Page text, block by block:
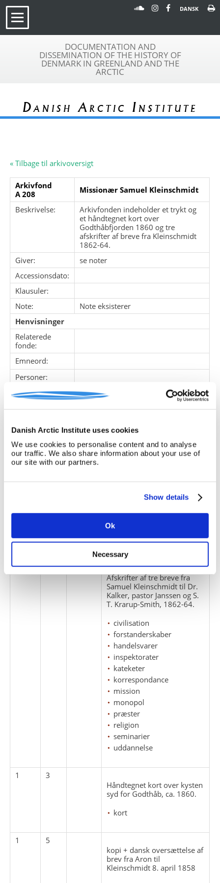
Danish Arctic Institute uses cookies
We use cookies to personalise content and to analyse
our traffic. We also share information about your use of
our site with our partners.
Show details
Ok
Necessary
DANSK
DOCUMENTATION AND
DISSEMINATION OF THE HISTORY OF
DENMARK IN GREENLAND AND THE
ARCTIC
Danish Arctic Institute
« Tilbage til arkivoversigt
Arkivfond
A 208
Missionær Samuel Kleinschmidt
Beskrivelse:
Arkivfonden indeholder et trykt og
et håndtegnet kort over
Godthåbfjorden 1860 og tre
afskrifter af breve fra Kleinschmidt
1862-64.
Giver:
se noter
Accessionsdato:
Klausuler:
Note:
Note eksisterer
Henvisninger
Relaterede
fonde:
Emneord:
Personer:
ARKIVFONDEN INDEHOLDER NEDENSTÅENDE
nr.
nr.
nr.
Titel
1
1
med grønlandske navne.
Bogtrykkeri 1860.
missionærer
på grønlandsk
1
2
Afskrifter af tre breve fra
Samuel Kleinschmidt til Dr.
Kalker, pastor Janssen og S.
T. Krarup-Smith, 1862-64.
civilisation
forstanderskaber
handelsvarer
inspektorater
kateketer
korrespondance
mission
monopol
præster
religion
seminarier
uddannelse
1
3
Håndtegnet kort over kysten
syd for Godthåb, ca. 1860.
kort
1
5
kopi + dansk oversættelse af
brev fra Aron til
Kleinschmidt 8. april 1858